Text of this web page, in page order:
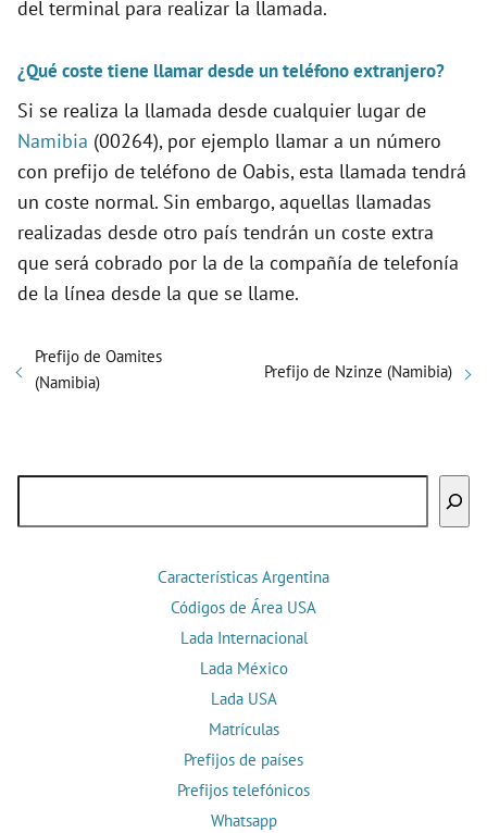
del terminal para realizar la llamada.
¿Qué coste tiene llamar desde un teléfono extranjero?
Si se realiza la llamada desde cualquier lugar de
Namibia (00264), por ejemplo llamar a un número
con prefijo de teléfono de Oabis, esta llamada tendrá
un coste normal. Sin embargo, aquellas llamadas
realizadas desde otro país tendrán un coste extra
que será cobrado por la de la compañía de telefonía
de la línea desde la que se llame.
Prefijo de Oamites
(Namibia)
Prefijo de Nzinze (Namibia)
Características Argentina
Códigos de Área USA
Lada Internacional
Lada México
Lada USA
Matrículas
Prefijos de países
Prefijos telefónicos
Whatsapp